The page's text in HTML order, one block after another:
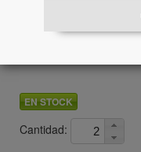
Bola Cerámica 10cm
EN STOCK
Cantidad: